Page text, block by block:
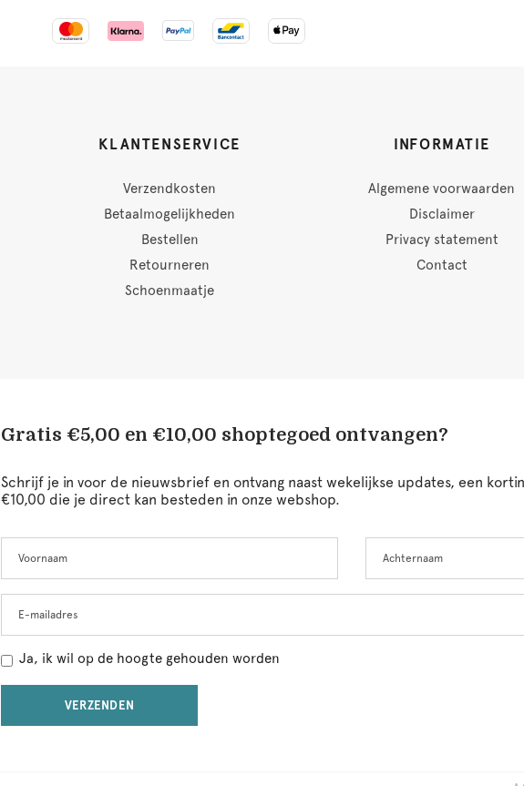
KLANTENSERVICE
Verzendkosten
Betaalmogelijkheden
Bestellen
Retourneren
Schoenmaatje
INFORMATIE
Algemene voorwaarden
Disclaimer
Privacy statement
Contact
Gratis €5,00 en €10,00 shoptegoed ontvangen?
Schrijf je in voor de nieuwsbrief en ontvang naast wekelijkse updates, een
€10,00 die je direct kan besteden in onze webshop.
this
field
blank
Ja, ik wil op de hoogte gehouden worden
VERZENDEN